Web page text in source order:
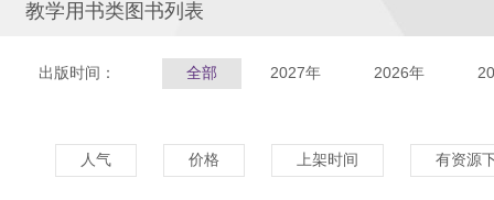
教学用书类图书列表
出版时间： 全部 2027年 2026年
人气 价格 上架时间 有资源